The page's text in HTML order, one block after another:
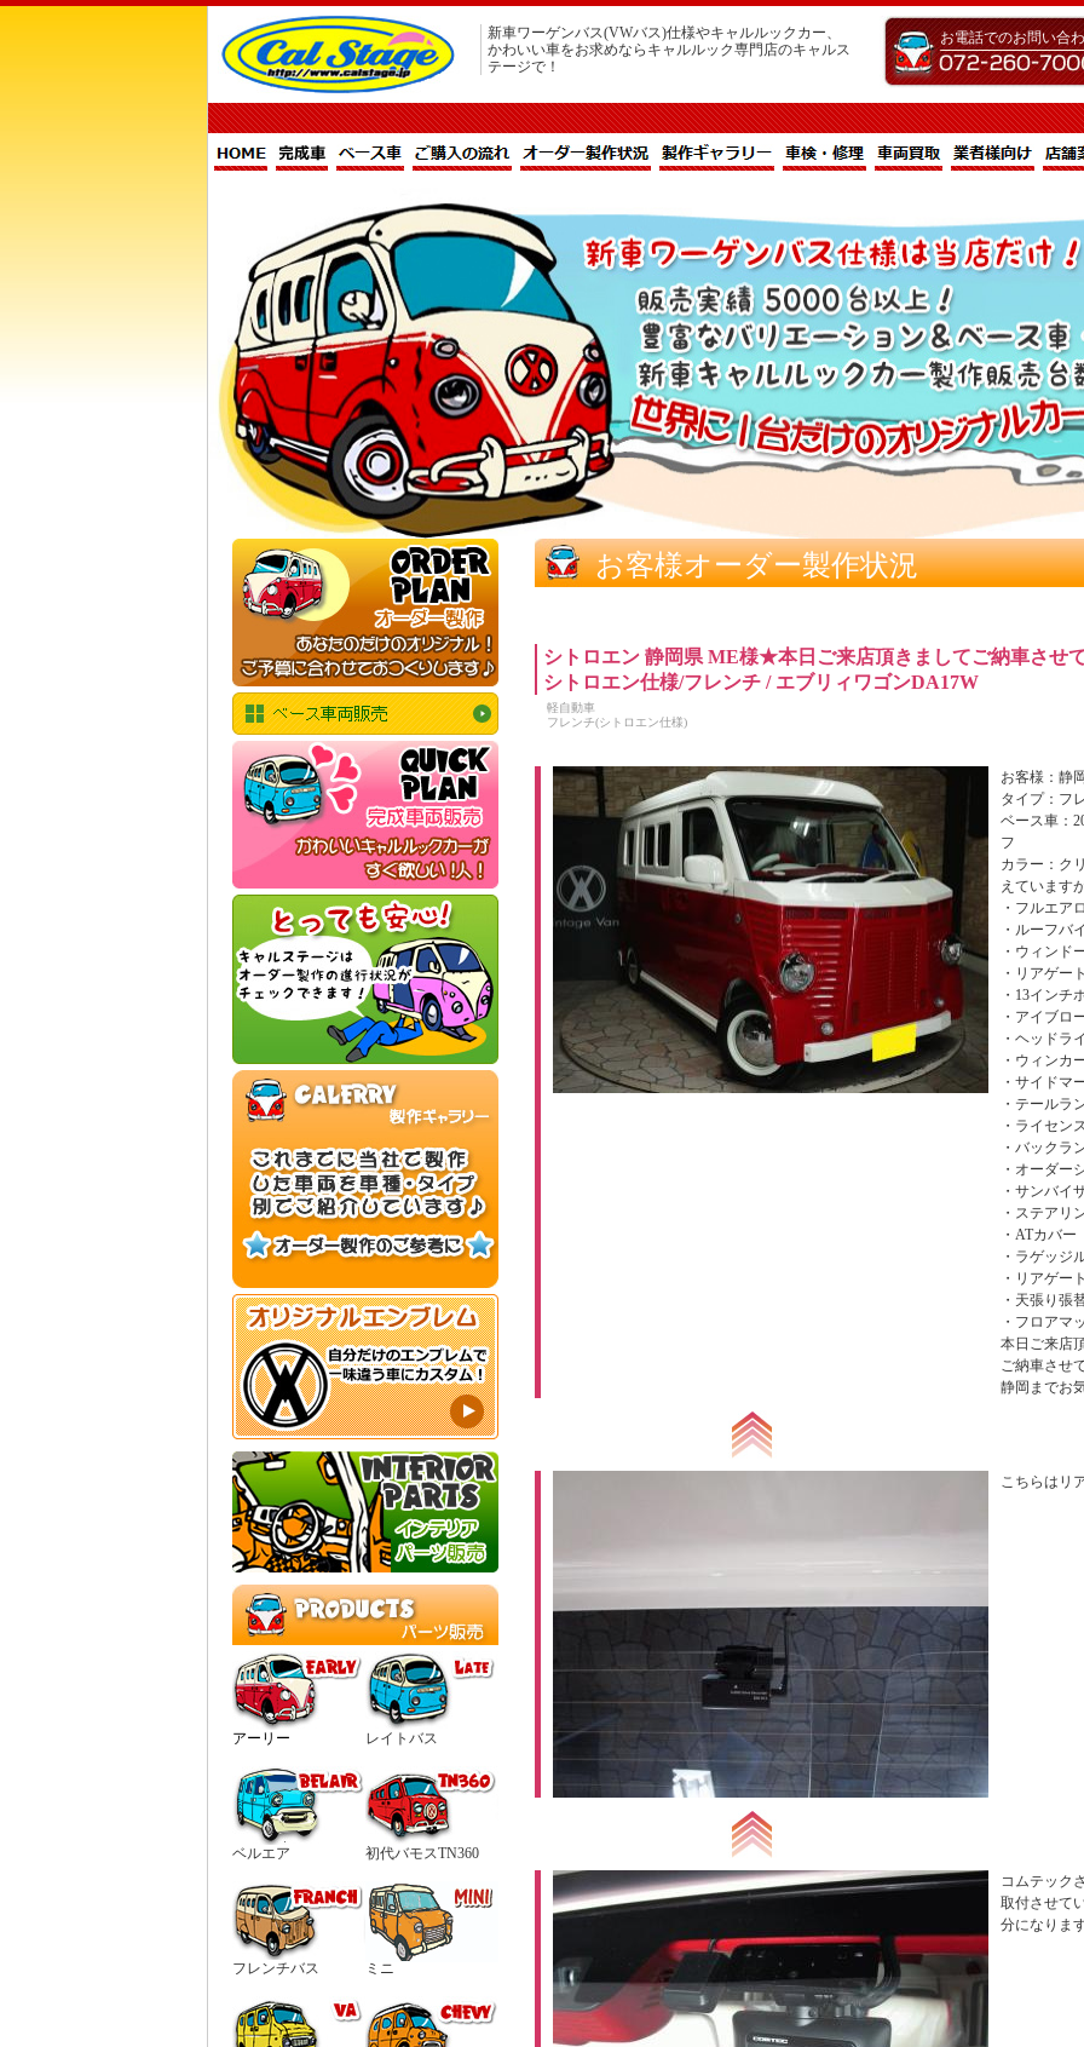
新車ワーゲンバス(VWバス)仕様やキャルルックカー、
かわいい車をお求めならキャルルック専門店のキャルス
テージで！
お電話でのお問い合
アーリー レイトバス
ベルエア 初代バモスTN360
フレンチバス ミニ
お客様オーダー製作状況
シトロエン 静岡県 ME様★本日ご来店頂きましてご納車させ
シトロエン仕様/フレンチ / エブリィワゴンDA17W
軽自動車
フレンチ(シトロエン仕様)
お客様：静
タイプ：フ
ベース車：
フ
カラー：ク
えています
・フルエア
・ルーフバ
・ウィンド
・リアゲー
・13インチ
・アイブロ
・ヘッドラ
・ウィンカ
・サイドマ
・テールラ
・ライセン
・バックラ
・オーダー
・サンバイ
・ステアリ
・ATカバー
・ラゲッジ
・リアゲー
・天張り張
・フロアマ
本日ご来店
ご納車させ
静岡までお
こちらはリ
コムテック
取付させて
分になりま